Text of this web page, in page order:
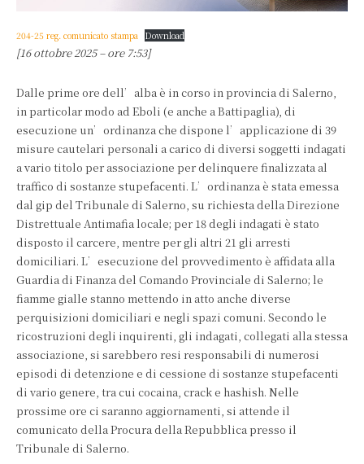
204-25 reg. comunicato stampa Download
[16 ottobre 2025 – ore 7:53]
Dalle prime ore dell’alba è in corso in provincia di Salerno,
in particolar modo ad Eboli (e anche a Battipaglia), di
esecuzione un’ordinanza che dispone l’applicazione di 39
misure cautelari personali a carico di diversi soggetti indagati
a vario titolo per associazione per delinquere finalizzata al
traffico di sostanze stupefacenti. L’ordinanza è stata emessa
dal gip del Tribunale di Salerno, su richiesta della Direzione
Distrettuale Antimafia locale; per 18 degli indagati è stato
disposto il carcere, mentre per gli altri 21 gli arresti
domiciliari. L’esecuzione del provvedimento è affidata alla
Guardia di Finanza del Comando Provinciale di Salerno; le
fiamme gialle stanno mettendo in atto anche diverse
perquisizioni domiciliari e negli spazi comuni. Secondo le
ricostruzioni degli inquirenti, gli indagati, collegati alla stessa
associazione, si sarebbero resi responsabili di numerosi
episodi di detenzione e di cessione di sostanze stupefacenti
di vario genere, tra cui cocaina, crack e hashish. Nelle
prossime ore ci saranno aggiornamenti, si attende il
comunicato della Procura della Repubblica presso il
Tribunale di Salerno.